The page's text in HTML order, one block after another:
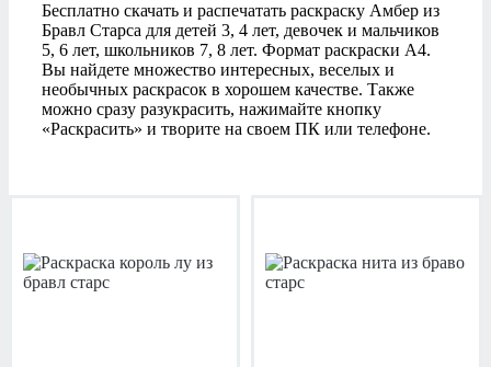
Бесплатно скачать и распечатать раскраску Амбер из
Бравл Старса для детей 3, 4 лет, девочек и мальчиков
5, 6 лет, школьников 7, 8 лет. Формат раскраски А4.
Вы найдете множество интересных, веселых и
необычных раскрасок в хорошем качестве. Также
можно сразу разукрасить, нажимайте кнопку
«Раскрасить» и творите на своем ПК или телефоне.